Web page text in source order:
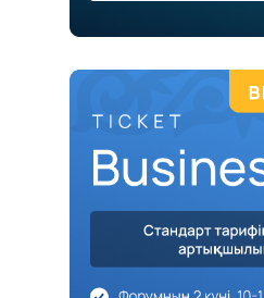
БИЛЕТ БАҒАСЫНА ҚАЗАҚ, ОРЫС